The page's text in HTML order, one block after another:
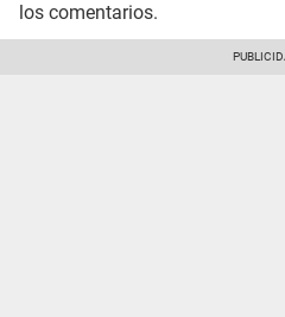
los comentarios.